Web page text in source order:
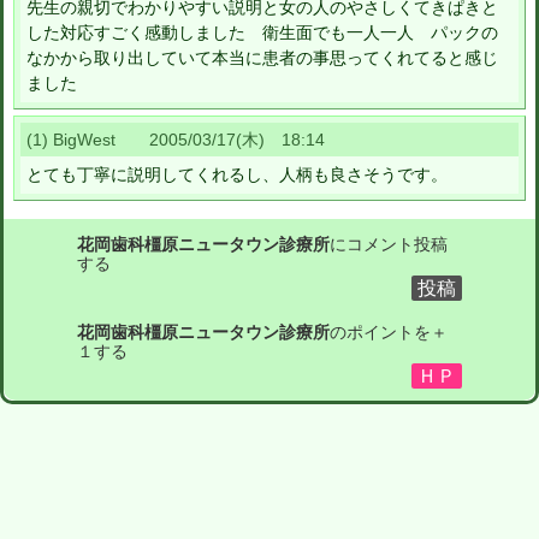
先生の親切でわかりやすい説明と女の人のやさしくてきぱきと
した対応すごく感動しました 衛生面でも一人一人 パックの
なかから取り出していて本当に患者の事思ってくれてると感じ
ました
(1) BigWest 2005/03/17(木) 18:14
とても丁寧に説明してくれるし、人柄も良さそうです。
花岡歯科橿原ニュータウン診療所にコメント投稿
する
花岡歯科橿原ニュータウン診療所のポイントを＋
１する